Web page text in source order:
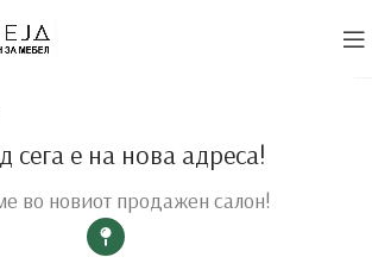
сега е на нова адреса!
во новиот продажен салон!